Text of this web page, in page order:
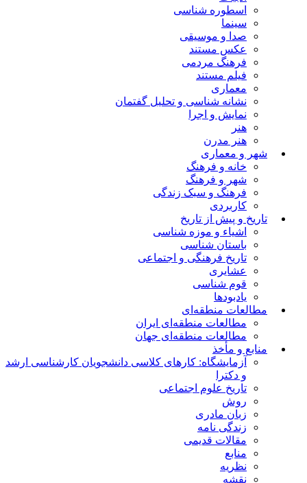
اسطوره شناسی
سینما
صدا و موسیقی
عکس مستند
فرهنگ مردمی
فیلم مستند
معماری
نشانه شناسی و تحلیل گفتمان
نمایش و اجرا
هنر
هنر مدرن
شهر و معماری
خانه و فرهنگ
شهر و فرهنگ
فرهنگ و سبک زندگی
کاربردی
تاریخ و پیش از تاریخ
اشیاء و موزه شناسی
باستان شناسی
تاریخ فرهنگی و اجتماعی
عشایری
قوم شناسی
یادبودها
مطالعات منطقه‌ای
مطالعات منطقه‌ای ایران
مطالعات منطقه‌ای جهان
منابع و مأخذ
آزمایشگاه: کارهای کلاسی دانشجویان کارشناسی ارشد
و دکترا
تاریخ علوم اجتماعی
روش
زبان مادری
زندگی نامه
مقالات قدیمی
منابع
نظریه
نقشه